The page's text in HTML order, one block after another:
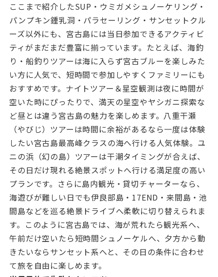
ここまで紹介したSUP・ウミガメシュノーケリング・
パンプキン鍾乳洞・パラセーリング・サンセットクル
ーズ以外にも、宮古島には当日参加できるアクティビ
ティがまだまだ豊富に揃っています。たとえば、海釣
り・船釣りツアーは海に入らず宮古ブルーを楽しみた
い方に人気で、短時間で参加しやすくファミリーにも
おすすめです。ナイトツアー＆星空観測は夜に時間が
空いた時にぴったりで、満天の星空やヤシガニ探索な
ど昼とは違う宮古島の魅力を楽しめます。八重干瀬
（やびじ）ツアーは時間に余裕があるなら一度は体験
したい宮古島最高峰クラスの海へ行ける人気体験。ユ
ニの浜（幻の島）ツアーは干潮タイミングが合えば、
その日だけ現れる絶景スポットへ行ける満足度の高い
プランです。さらに島内観光・貸切チャーターなら、
海遊びが難しい日でも伊良部島・17END・来間島・池
間島などを巡る絶景ドライブへ柔軟に切り替えられま
す。このように宮古島では、海が荒れたら観光系へ、
午前だけ空いたら短時間シュノーケルへ、夕方から動
きたいならサンセット系へと、その日の条件に合わせ
て旅を自由に楽しめます。